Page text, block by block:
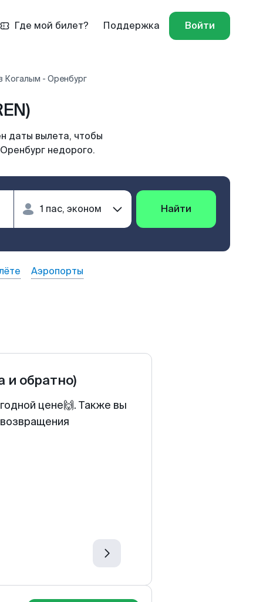
Где мой билет? Поддержка Войти
Когалым - Оренбург
даты вылета, чтобы
недорого.
Найти
Аэропорты
и обратно)
цене🙌. Также вы